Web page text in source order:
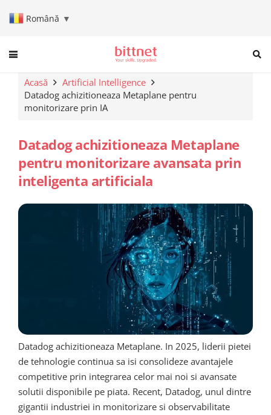
Română ▼
When autocomplete results
Acasă
Artificial Intelligence
Datadog achizitioneaza Metaplane pentru
monitorizare prin IA
Datadog achizitioneaza Metaplane
pentru monitorizare avansata prin
inteligenta artificiala
Datadog achizitioneaza Metaplane. In 2025, liderii pietei
de tehnologie continua sa isi consolideze avantajele
competitive prin integrarea celor mai noi si avansate
solutii disponibile pe piata. Recent, Datadog, unul dintre
gigantii industriei in monitorizare si observabilitate